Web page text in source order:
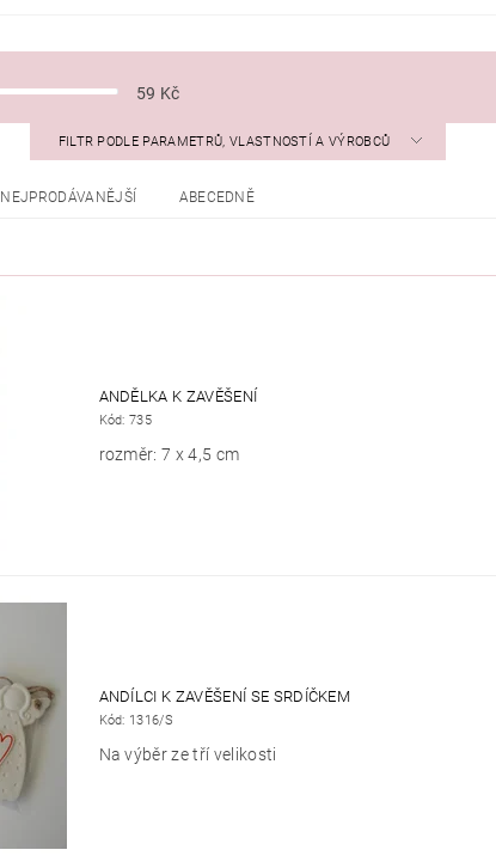
59 Kč
FILTR PODLE PARAMETRŮ, VLASTNOSTÍ A VÝROBCŮ
NEJPRODÁVANĚJŠÍ ABECEDNĚ
ANDĚLKA K ZAVĚŠENÍ
Kód:735
rozměr: 7 x 4,5 cm
ANDÍLCI K ZAVĚŠENÍ SE SRDÍČKEM
Kód: 1316/S
Na výběr ze tří velikosti